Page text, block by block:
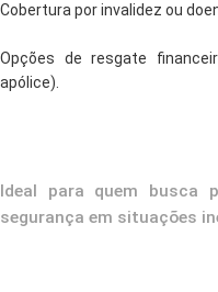
Cobertura por invalidez ou
Opções de resgate
apólice).
Ideal para quem busca
segurança em situações